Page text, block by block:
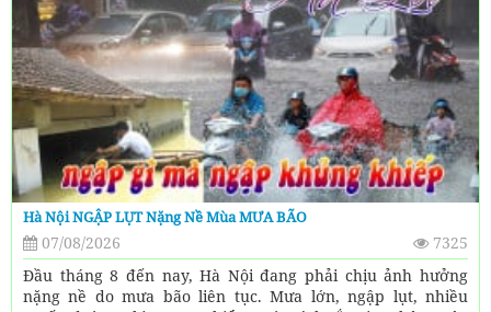
Hà Nội NGẬP LỤT Nặng Nề Mùa MƯA BÃO
07/08/2026
7325
Đầu tháng 8 đến nay, Hà Nội đang phải chịu ảnh hưởng
nặng nề do mưa bão liên tục. Mưa lớn, ngập lụt, nhiều